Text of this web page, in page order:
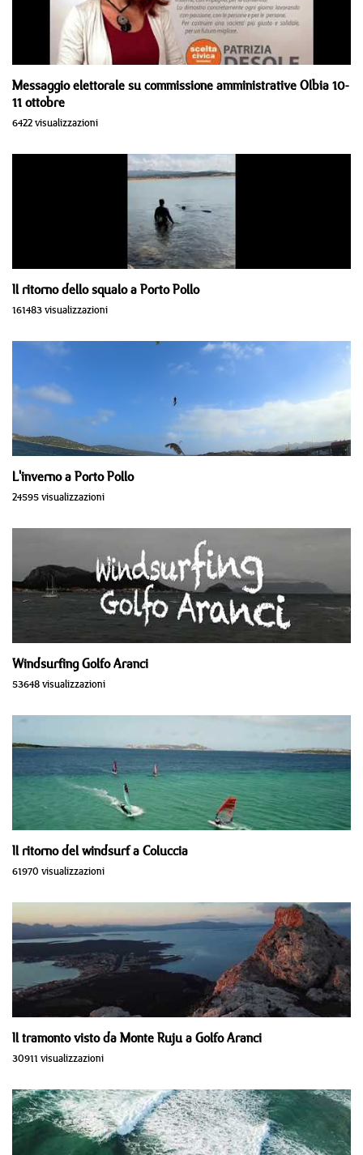
Messaggio elettorale su commissione amministrative Olbia 10-
11 ottobre
6422 visualizzazioni
Il ritorno dello squalo a Porto Pollo
161483 visualizzazioni
L'inverno a Porto Pollo
24595 visualizzazioni
Windsurfing Golfo Aranci
53648 visualizzazioni
Il ritorno del windsurf a Coluccia
61970 visualizzazioni
Il tramonto visto da Monte Ruju a Golfo Aranci
30911 visualizzazioni